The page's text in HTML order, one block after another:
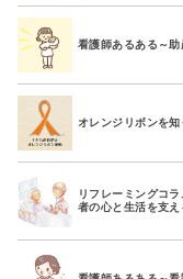
看護師あるある～助
オレンジリボンを
リフレーミングコ
者の心と生活を支え